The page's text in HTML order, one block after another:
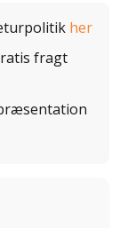
her
fragt